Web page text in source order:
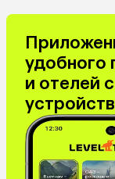
удобного
и отелей
устройств